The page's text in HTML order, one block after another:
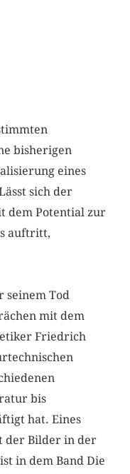
bisherigen
eines
sich der
dem Potential zur
auftritt,
seinem Tod
mit dem
Friedrich
bis
hat. Eines
der Bilder in der
in dem Band Die